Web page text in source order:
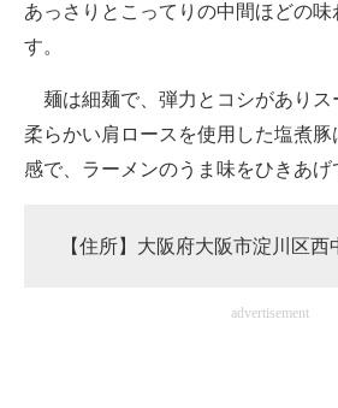
あっさりとこってりの中間ほどの味
す。
麺は細麺で、弾力とコシがありス
柔らかい肩ロースを使用した塩煮
感で、ラーメンのうま味をひきあげ
【住所】大阪府大阪市淀川区西
advertisement